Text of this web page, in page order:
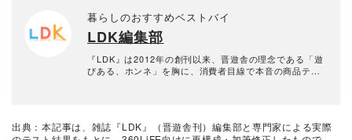
後、雑誌『MONOQLO』を経て、2023年『LDK』編集
長に就任。市場調査を元に特集のテーマ決めや表紙作
成、入稿前の最終確認を行う。
暮らしのおすすめベストバイ
LDK編集部
『LDK』は2012年の創刊以来、晋遊舎の理念である「遊
びある、ホンネ」を胸に、消費者目線で本音の商品テス
て見つけた「本当に良いもの」と「お役立ち情報」を厳
出典：本記事は、雑誌『LDK』（晋遊舎刊）編集部と専門家による実際